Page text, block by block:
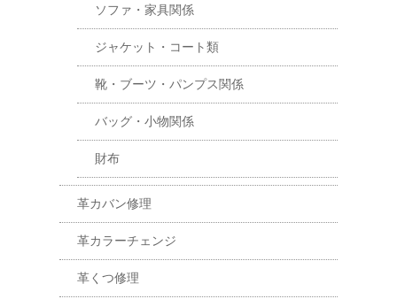
ソファ・家具関係
ジャケット・コート類
靴・ブーツ・パンプス関係
バッグ・小物関係
財布
革カバン修理
革カラーチェンジ
革くつ修理